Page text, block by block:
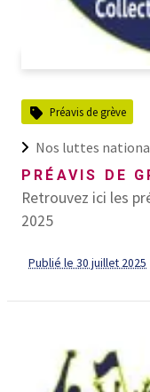
Préavis de grève
Nos luttes
PRÉAVIS DE
Retrouvez ici les
2025
Publié le 30 juillet 2025